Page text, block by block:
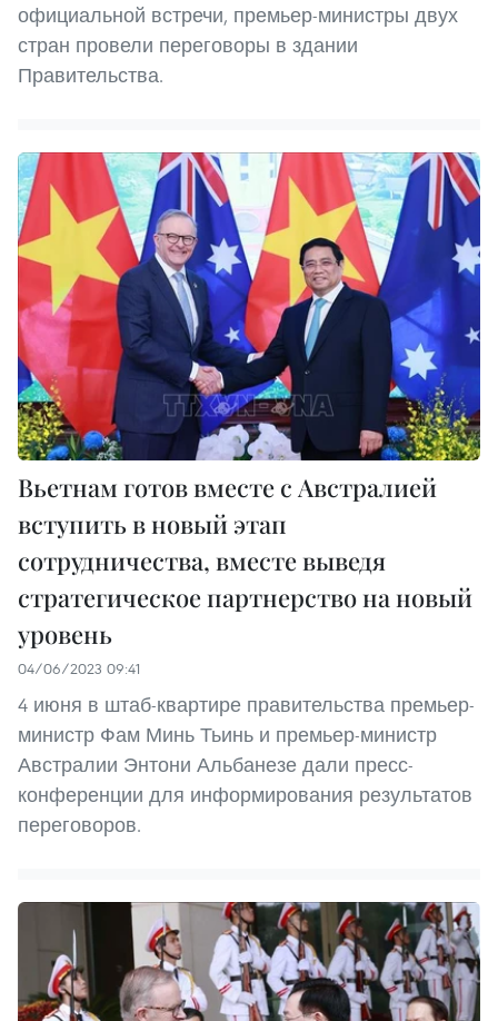
официальной встречи, премьер-министры двух
стран провели переговоры в здании
Правительства.
Вьетнам готов вместе с Австралией
вступить в новый этап
сотрудничества, вместе выведя
стратегическое партнерство на новый
уровень
04/06/2023 09:41
4 июня в штаб-квартире правительства премьер-
министр Фам Минь Тьинь и премьер-министр
Австралии Энтони Альбанезе дали пресс-
конференции для информирования результатов
переговоров.